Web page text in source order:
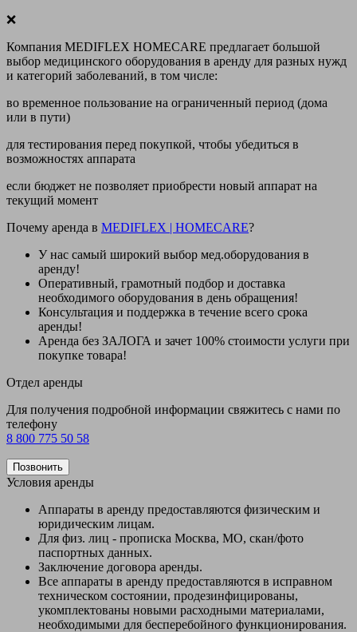
❌
Компания MEDIFLEX HOMECARE предлагает большой
выбор медицинского оборудования в аренду для разных нужд
и категорий заболеваний, в том числе:
во временное пользование на ограниченный период (дома
или в пути)
для тестирования перед покупкой, чтобы убедиться в
возможностях аппарата
если бюджет не позволяет приобрести новый аппарат на
текущий момент
Почему аренда в MEDIFLEX | HOMECARE?
У нас самый широкий выбор мед.оборудования в
аренду!
Оперативный, грамотный подбор и доставка
необходимого оборудования в день обращения!
Консультация и поддержка в течение всего срока
аренды!
Аренда без ЗАЛОГА и зачет 100% стоимости услуги при
покупке товара!
Отдел аренды
Для получения подробной информации свяжитесь с нами по
телефону
8 800 775 50 58
Позвонить
Условия аренды
Аппараты в аренду предоставляются физическим и
юридическим лицам.
Для физ. лиц - прописка Москва, МО, скан/фото
паспортных данных.
Заключение договора аренды.
Все аппараты в аренду предоставляются в исправном
техническом состоянии, продезинфицированы,
укомплектованы новыми расходными материалами,
необходимыми для бесперебойного функционирования.